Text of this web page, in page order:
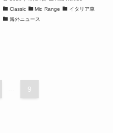
Classic
Mid Range
イタリア車
海外ニュース
... 9